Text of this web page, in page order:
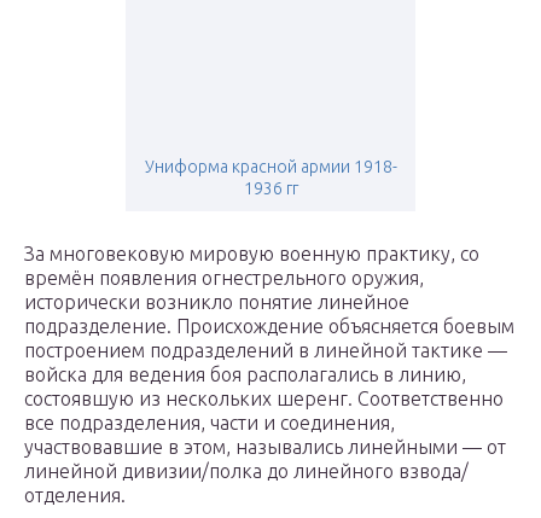
Униформа красной армии 1918-
1936 гг
За многовековую мировую военную практику, со
времён появления огнестрельного оружия,
исторически возникло понятие линейное
подразделение. Происхождение объясняется боевым
построением подразделений в линейной тактике —
войска для ведения боя располагались в линию,
состоявшую из нескольких шеренг. Соответственно
все подразделения, части и соединения,
участвовавшие в этом, назывались линейными — от
линейной дивизии/полка до линейного взвода/
отделения.